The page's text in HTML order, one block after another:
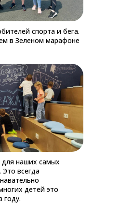
спорта и бега.
в Зеленом марафоне
для наших самых
Это всегда
детей это
году.